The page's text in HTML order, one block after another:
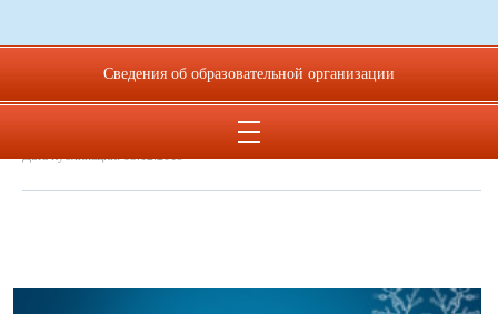
Дата создания: 17.01.2020
Сведения об образовательной организации